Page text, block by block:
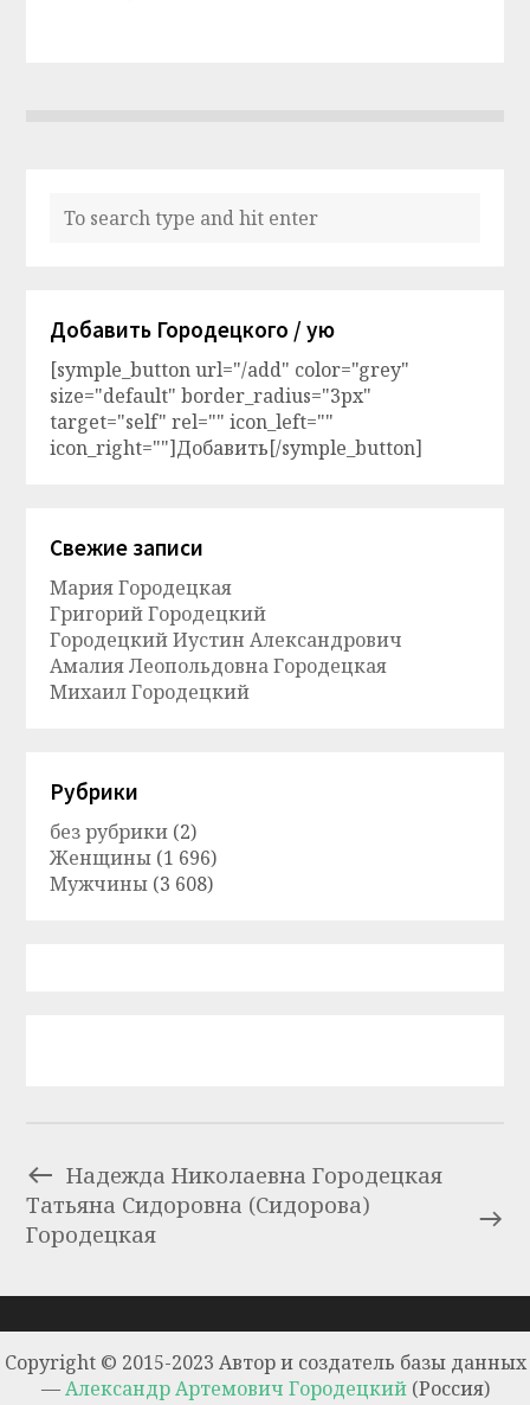
Добавить Городецкого / ую
[symple_button url="/add" color="grey"
size="default" border_radius="3px"
target="self" rel="" icon_left=""
icon_right=""]Добавить[/symple_button]
Свежие записи
Мария Городецкая
Григорий Городецкий
Городецкий Иустин Александрович
Амалия Леопольдовна Городецкая
Михаил Городецкий
Рубрики
без рубрики (2)
Женщины (1 696)
Мужчины (3 608)
Надежда Николаевна Городецкая
Татьяна Сидоровна (Сидорова)
Городецкая
Copyright © 2015-2023 Автор и создатель базы данных
—Александр Артемович Городецкий(Россия)